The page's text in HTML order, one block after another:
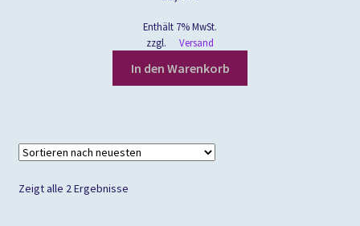
Enthält 7% MwSt.
zzgl.
Versand
In den Warenkorb
Zeigt alle 2 Ergebnisse